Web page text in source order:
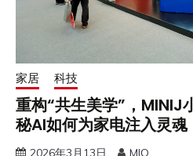
家居 科技
重构“共生美学”，MINIJ
秘AI如何为家电注入灵魂
2026年3月13日 MIO